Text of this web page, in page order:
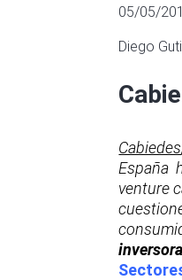
05/05/
Diego
Cabiedes
España
venture
inversora